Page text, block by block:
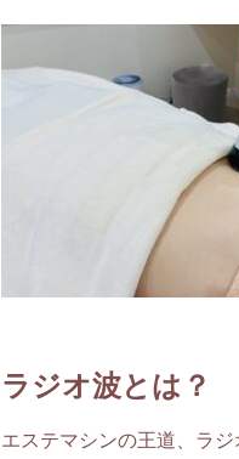
ラジオ波とは？
エステマシンの王道、ラ